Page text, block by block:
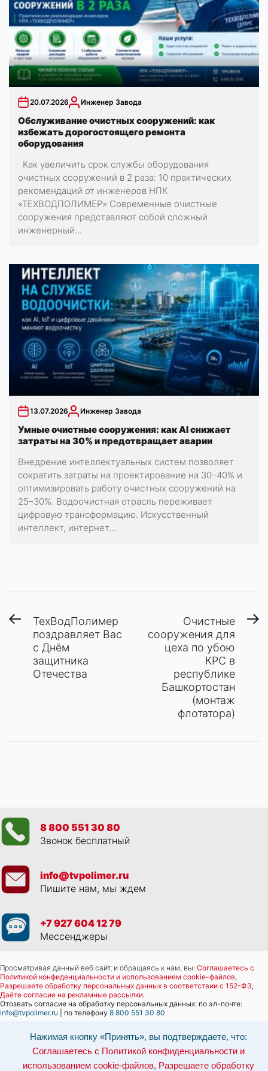
Нажимая кнопку «Принять», вы подтверждаете, что:
Соглашаетесь с Политикой конфиденциальности и
использованием cookie-файлов, Разрешаете обработку
20.07.2026 Инженер Завода
Обслуживание очистных сооружений: как
избежать дорогостоящего ремонта
оборудования
Как увеличить срок службы оборудования
очистных сооружений в 2 раза: 10 практических
рекомендаций от инженеров НПК
«ТЕХВОДПОЛИМЕР» Современные очистные
сооружения представляют собой сложный
инженерный...
13.07.2026 Инженер Завода
Умные очистные сооружения: как AI снижает
затраты на 30% и предотвращает аварии
Внедрение интеллектуальных систем позволяет
сократить затраты на проектирование на 30–40% и
оптимизировать работу очистных сооружений на
25–30%. Водоочистная отрасль переживает
цифровую трансформацию. Искусственный
интеллект, интернет...
Навигация
записям
Предыдущая
запись:
ТехВодПолимер
поздравляет Вас
с Днём
защитника
Отечества
Очистные
сооружения для
цеха по убою
КРС в
республике
Башкортостан
(монтаж
флотатора)
8 800 551 30 80
Звонок бесплатный
info@tvpolimer.ru
Пишите нам, мы ждем
+7 927 604 12 79
Мессенджеры
Просматривая данный веб сайт, и обращаясь к нам, вы: Соглашаетесь с
Политикой конфиденциальности и использованием cookie-файлов,
Разрешаете обработку персональных данных в соответствии с 152-ФЗ,
Даёте согласие на рекламные рассылки.
Отозвать согласие на обработку персональных данных: по эл-почте:
info@tvpolimer.ru | по телефону 8 800 551 30 80
соответствии с российским законодательством.Информация о сервере и
хостинге.
Сайт носит исключительно информационный характер и не является